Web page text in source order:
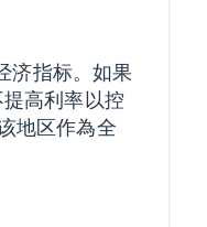
济指标。如果
高利率以控
地区作為全